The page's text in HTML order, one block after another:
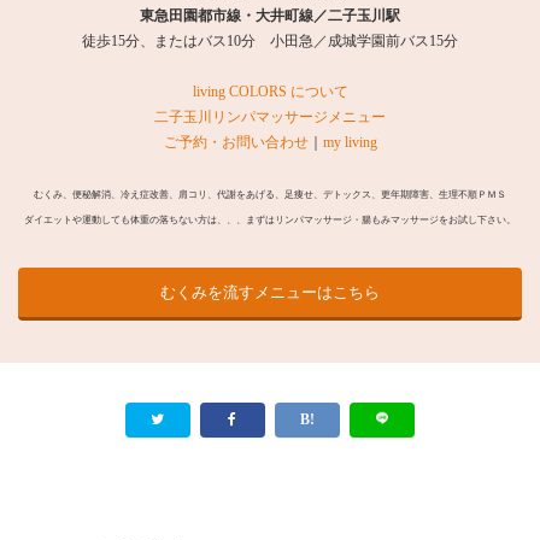
東急田園都市線・大井町線／二子玉川駅
徒歩15分、またはバス10分 小田急／成城学園前バス15分
living COLORS について
二子玉川リンパマッサージメニュー
ご予約・お問い合わせ｜ my living
むくみ、便秘解消、冷え症改善、肩コリ、代謝をあげる、足痩せ、デトックス、更年期障害、生理不順ＰＭＳ
ダイエットや運動しても体重の落ちない方は、、、まずはリンパマッサージ・腸もみマッサージをお試し下さい。
むくみを流すメニューはこちら